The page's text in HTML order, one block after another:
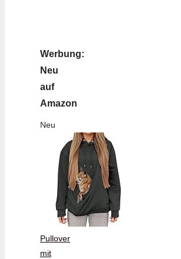
Werbung:
Neu
auf
Amazon
Neu
Pullover
mit